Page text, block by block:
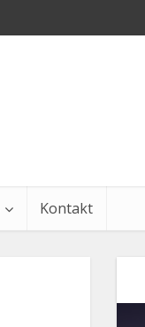
Kontakt